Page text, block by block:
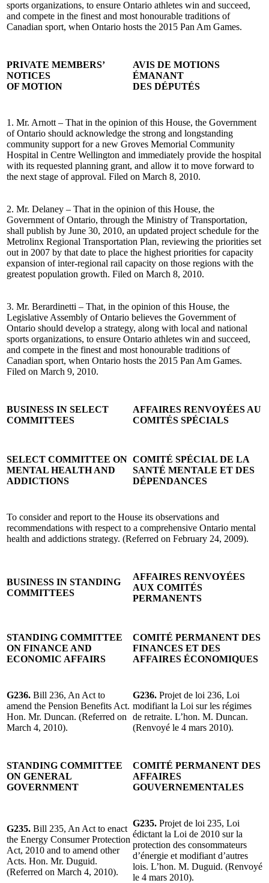
sports organizations, to ensure Ontario athletes win and succeed,
and compete in the finest and most honourable traditions of
Canadian sport, when Ontario hosts the 2015 Pan Am Games.
PRIVATE MEMBERS’
NOTICES
OF MOTION
AVIS DE MOTIONS
ÉMANANT
DES DÉPUTÉS
1. Mr. Arnott – That in the opinion of this House, the Government
of Ontario should acknowledge the strong and longstanding
community support for a new Groves Memorial Community
Hospital in Centre Wellington and immediately provide the hospital
with its requested planning grant, and allow it to move forward to
the next stage of approval. Filed on March 8, 2010.
2. Mr. Delaney – That in the opinion of this House, the
Government of Ontario, through the Ministry of Transportation,
shall publish by June 30, 2010, an updated project schedule for the
Metrolinx Regional Transportation Plan, reviewing the priorities set
out in 2007 by that date to place the highest priorities for capacity
expansion of inter-regional rail capacity on those regions with the
greatest population growth. Filed on March 8, 2010.
3. Mr. Berardinetti – That, in the opinion of this House, the
Legislative Assembly of Ontario believes the Government of
Ontario should develop a strategy, along with local and national
sports organizations, to ensure Ontario athletes win and succeed,
and compete in the finest and most honourable traditions of
Canadian sport, when Ontario hosts the 2015 Pan Am Games.
Filed on March 9, 2010.
BUSINESS IN SELECT
COMMITTEES
AFFAIRES RENVOYÉES AU
COMITÉS SPÉCIALS
SELECT COMMITTEE ON
MENTAL HEALTH AND
ADDICTIONS
COMITÉ SPÉCIAL DE LA
SANTÉ MENTALE ET DES
DÉPENDANCES
To consider and report to the House its observations and
recommendations with respect to a comprehensive Ontario mental
health and addictions strategy. (Referred on February 24, 2009).
BUSINESS IN STANDING
COMMITTEES
AFFAIRES RENVOYÉES
AUX COMITÉS
PERMANENTS
STANDING COMMITTEE
ON FINANCE AND
ECONOMIC AFFAIRS
COMITÉ PERMANENT DES
FINANCES ET DES
AFFAIRES ÉCONOMIQUES
G236. Bill 236, An Act to
amend the Pension Benefits Act.
Hon. Mr. Duncan. (Referred on
March 4, 2010).
G236. Projet de loi 236, Loi
modifiant la Loi sur les régimes
de retraite. L’hon. M. Duncan.
(Renvoyé le 4 mars 2010).
STANDING COMMITTEE
ON GENERAL
GOVERNMENT
COMITÉ PERMANENT DES
AFFAIRES
GOUVERNEMENTALES
G235. Bill 235, An Act to enact
the Energy Consumer Protection
Act, 2010 and to amend other
Acts. Hon. Mr. Duguid.
(Referred on March 4, 2010).
G235. Projet de loi 235, Loi
édictant la Loi de 2010 sur la
protection des consommateurs
d’énergie et modifiant d’autres
lois. L’hon. M. Duguid. (Renvoyé
le 4 mars 2010).